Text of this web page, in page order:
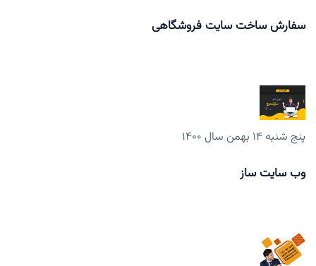
سفارش ساخت سایت فروشگاهی
پنج شنبه ۱۴ بهمن سال ۱۴۰۰
وب سایت ساز